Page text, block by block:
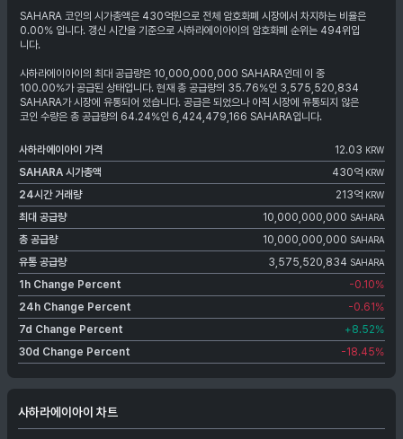
SAHARA 코인의 시가총액은 430억원으로 전체 암호화폐 시장에서 차지하는 비율은
0.00% 입니다. 갱신 시간을 기준으로 사하라에이아이의 암호화폐 순위는 494위입
니다.
사하라에이아이의 최대 공급량은 10,000,000,000 SAHARA인데 이 중
100.00%가 공급된 상태입니다. 현재 총 공급량의 35.76%인 3,575,520,834
SAHARA가 시장에 유통되어 있습니다. 공급은 되었으나 아직 시장에 유통되지 않은
코인 수량은 총 공급량의 64.24%인 6,424,479,166 SAHARA입니다.
사하라에이아이 가격 12.03 KRW
SAHARA 시가총액 430억 KRW
24시간 거래량 213억 KRW
최대 공급량 10,000,000,000 SAHARA
총 공급량 10,000,000,000 SAHARA
유통 공급량 3,575,520,834 SAHARA
1h Change Percent -0.10%
24h Change Percent
-0.61 %
7d Change Percent
+8.52%
30d Change Percent
-18.45%
사하라에이아이 차트